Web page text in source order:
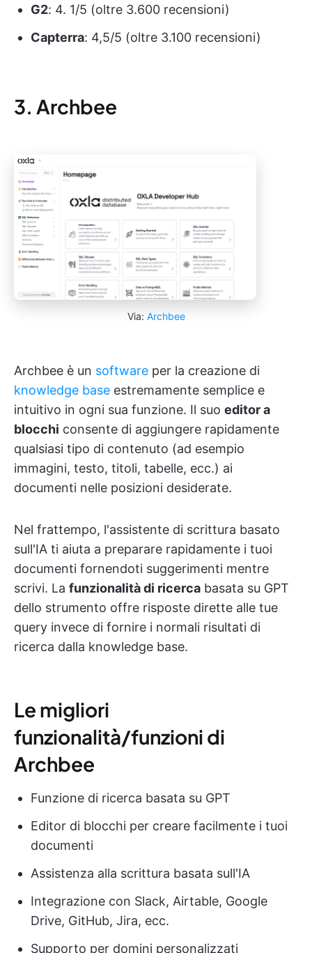
G2: 4. 1/5 (oltre 3.600 recensioni)
Capterra: 4,5/5 (oltre 3.100 recensioni)
3. Archbee
Via: Archbee
Archbee è un software per la creazione di
knowledge base estremamente semplice e
intuitivo in ogni sua funzione. Il suo editor a
blocchi consente di aggiungere rapidamente
qualsiasi tipo di contenuto (ad esempio
immagini, testo, titoli, tabelle, ecc.) ai
documenti nelle posizioni desiderate.
Nel frattempo, l'assistente di scrittura basato
sull'IA ti aiuta a preparare rapidamente i tuoi
documenti fornendoti suggerimenti mentre
scrivi. La funzionalità di ricerca basata su GPT
dello strumento offre risposte dirette alle tue
query invece di fornire i normali risultati di
ricerca dalla knowledge base.
Le migliori
funzionalità/funzioni di
Archbee
Funzione di ricerca basata su GPT
Editor di blocchi per creare facilmente i tuoi
documenti
Assistenza alla scrittura basata sull'IA
Integrazione con Slack, Airtable, Google
Drive, GitHub, Jira, ecc.
Supporto per domini personalizzati